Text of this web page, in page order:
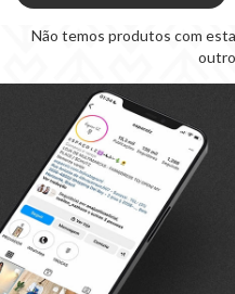
Não temos produtos com